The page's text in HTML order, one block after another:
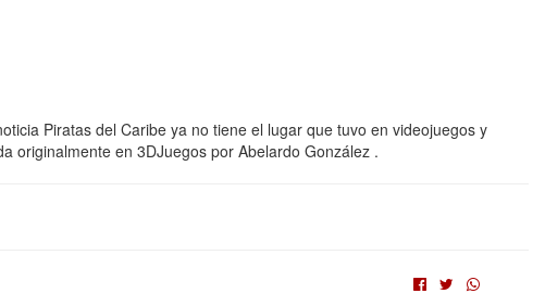
Piratas del Caribe ya no tiene el lugar que tuvo en videojuegos y
originalmente en 3DJuegos por Abelardo González .